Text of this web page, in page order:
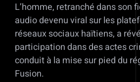
L’homme, retranché dans son
audio devenu viral sur les
réseaux sociaux haïtiens, a
participation dans des actes
conduit à la mise sur pied du
Fusion.